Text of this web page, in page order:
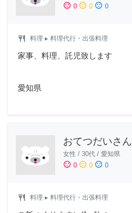
sentiment_satisfied 0 sentiment_neutral 0 sentiment_dissatisfied 0
restaurant 料理 ▸ 料理代行・出張料理
家事、料理、託児致します
愛知県
おてつだいさん
女性 / 30代 / 愛知県
sentiment_satisfied 0 sentiment_neutral 0 sentiment_dissatisfied 0
restaurant 料理 ▸ 料理代行・出張料理